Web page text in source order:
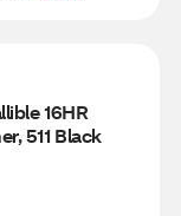
16HR
511 Black